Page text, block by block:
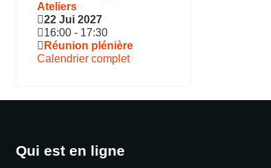
Ateliers
22 Jui 2027
16:00 - 17:30
Réunion plénière
Calendrier complet
Qui est en ligne